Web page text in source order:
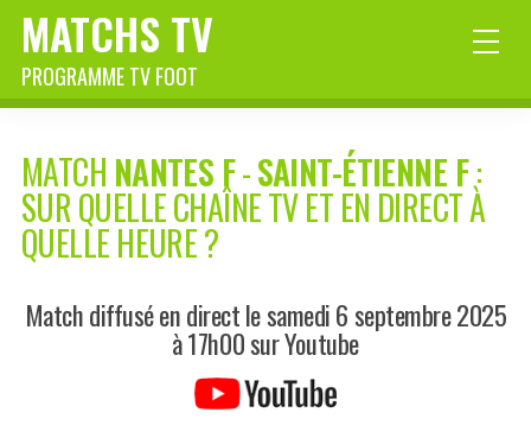
MATCHS TV
PROGRAMME TV FOOT
MATCH NANTES F-SAINT-ÉTIENNE F:
SUR QUELLE CHAÎNE TV ET EN DIRECT À
QUELLE HEURE ?
Match diffusé en direct le samedi 6 septembre 2025
à 17h00 sur Youtube